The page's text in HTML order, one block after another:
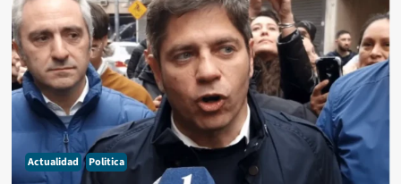
Actualidad Politica